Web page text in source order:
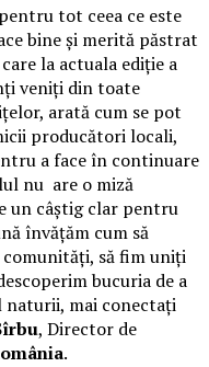
tot ceea ce este
bine și merită păstrat
la actuala ediție a
veniți din toate
arată cum se pot
producători locali,
a face în continuare
nu are o miză
un câștig clar pentru
învățăm cum să
să fim uniți
bucuria de a
mai conectați
, Director de
.